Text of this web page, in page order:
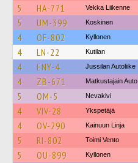
5 HA-771 Vekka Liikenne
5 UM-399 Koskinen
4 OF-802 Kyllonen
4 LN-22 Kutilan
4 ENY-4 Jussilan Autoliike
4 ZB-671 Matkustajain Auto
5 OM-5 Nevakivi
4 VIV-28 Ykspetäjä
4 OV-290 Kainuun Linja
5 RI-802 Toimi Vento
5 OU-899 Kyllonen